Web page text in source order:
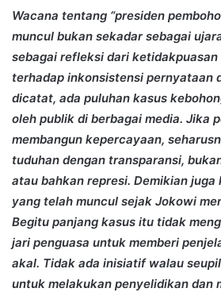
Wacana tentang “presiden
muncul bukan sekadar sebagai
sebagai refleksi dari
terhadap inkonsistensi pernyataan
dicatat, ada puluhan kasus
oleh publik di berbagai media. Jika
membangun kepercayaan,
tuduhan dengan transparansi,
atau bahkan represi. Demikian juga
yang telah muncul sejak Jokowi
Begitu panjang kasus itu tidak
jari penguasa untuk memberi
akal. Tidak ada inisiatif walau
untuk melakukan penyelidikan dan